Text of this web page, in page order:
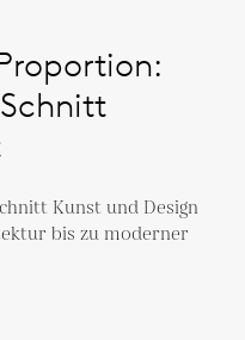
Kunst und Design
bis zu moderner